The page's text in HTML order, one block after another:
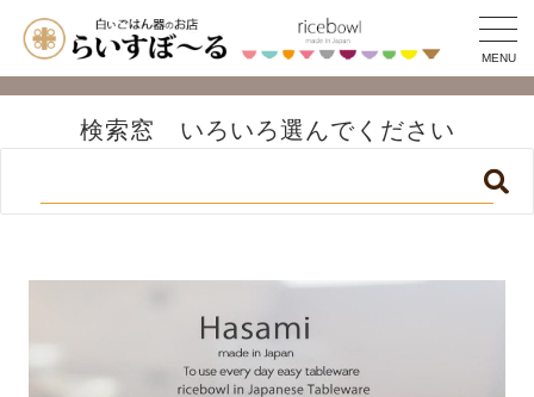
MENU
検索窓 いろいろ選んでください